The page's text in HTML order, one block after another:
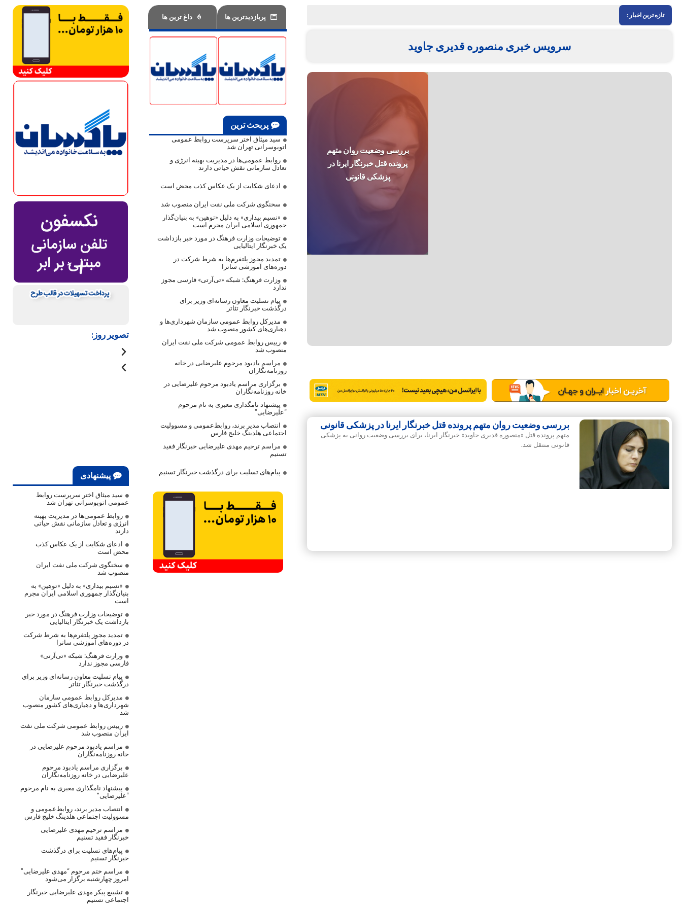
تازه ترین اخبار :
سرویس خبری منصوره قدیری جاوید
بررسی وضعیت روان متهم
پرونده قتل خبرنگار ایرنا در
پزشکی قانونی
بررسی وضعیت روان متهم پرونده قتل خبرنگار ایرنا در پزشکی قانونی
متهم پرونده قتل «منصوره قدیری جاوید» خبرنگار ایرنا، برای بررسی وضعیت روانی به پزشکی
قانونی منتقل شد.
پربازدیدترین ها داغ ترین ها
پربحث ترین
سید میثاق اختر سرپرست روابط عمومی
اتوبوسرانی تهران شد
روابط عمومی‌ها در مدیریت بهینه انرژی و
تعادل سازمانی نقش حیاتی دارند
ادعای شکایت از یک عکاس کذب محض است
سخنگوی شرکت ملی نفت ایران منصوب شد
«نسیم بیداری» به دلیل «توهین» به بنیان‌گذار
جمهوری اسلامی ایران مجرم است
توضیحات وزارت فرهنگ در مورد خبر بازداشت
یک خبرنگار ایتالیایی
تمدید مجوز پلتفرم‌ها به شرط شرکت در
دوره‌های آموزشی ساترا
وزارت فرهنگ: شبکه «تی‌آرتی» فارسی مجوز
ندارد
پیام تسلیت معاون رسانه‌ای وزیر برای
درگذشت خبرنگار تئاتر
مدیرکل روابط عمومی سازمان شهرداری‌ها و
دهیاری‌های کشور منصوب شد
رییس روابط عمومی شرکت ملی نفت ایران
منصوب شد
مراسم یادبود مرحوم علیرضایی در خانه
روزنامه‌نگاران
برگزاری مراسم یادبود مرحوم علیرضایی در
خانه روزنامه‌نگاران
پیشنهاد نامگذاری معبری به نام مرحوم
“علیرضایی”
انتصاب مدیر برند، روابط‌عمومی و مسوولیت
اجتماعی هلدینگ خلیج فارس
مراسم ترحیم مهدی علیرضایی خبرنگار فقید
تسنیم
پیام‌های تسلیت برای درگذشت خبرنگار تسنیم
تصویر روز:
پیشنهادی
سید میثاق اختر سرپرست روابط
عمومی اتوبوسرانی تهران شد
روابط عمومی‌ها در مدیریت بهینه
انرژی و تعادل سازمانی نقش حیاتی
دارند
ادعای شکایت از یک عکاس کذب
محض است
سخنگوی شرکت ملی نفت ایران
منصوب شد
«نسیم بیداری» به دلیل «توهین» به
بنیان‌گذار جمهوری اسلامی ایران مجرم
است
توضیحات وزارت فرهنگ در مورد خبر
بازداشت یک خبرنگار ایتالیایی
تمدید مجوز پلتفرم‌ها به شرط شرکت
در دوره‌های آموزشی ساترا
وزارت فرهنگ: شبکه «تی‌آرتی»
فارسی مجوز ندارد
پیام تسلیت معاون رسانه‌ای وزیر برای
درگذشت خبرنگار تئاتر
مدیرکل روابط عمومی سازمان
شهرداری‌ها و دهیاری‌های کشور منصوب
شد
رییس روابط عمومی شرکت ملی نفت
ایران منصوب شد
مراسم یادبود مرحوم علیرضایی در
خانه روزنامه‌نگاران
برگزاری مراسم یادبود مرحوم
علیرضایی در خانه روزنامه‌نگاران
پیشنهاد نامگذاری معبری به نام مرحوم
“علیرضایی”
انتصاب مدیر برند، روابط‌عمومی و
مسوولیت اجتماعی هلدینگ خلیج فارس
مراسم ترحیم مهدی علیرضایی
خبرنگار فقید تسنیم
پیام‌های تسلیت برای درگذشت
خبرنگار تسنیم
مراسم ختم مرحوم “مهدی علیرضایی”
امروز چهارشنبه برگزار می‌شود
تشییع پیکر مهدی علیرضایی خبرنگار
اجتماعی تسنیم